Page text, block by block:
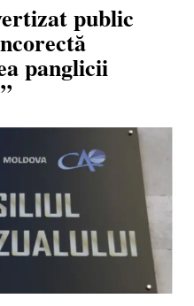
public
panglicii